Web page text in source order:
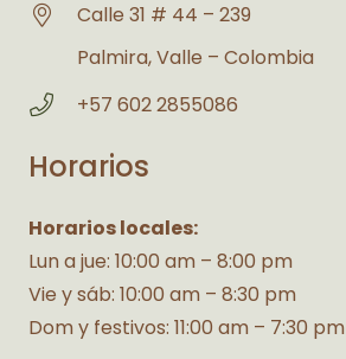
Calle 31 # 44 – 239
Palmira, Valle – Colombia
+57 602 2855086
Horarios
Horarios locales:
Lun a jue: 10:00 am – 8:00 pm
Vie y sáb: 10:00 am – 8:30 pm
Dom y festivos: 11:00 am – 7:30 pm